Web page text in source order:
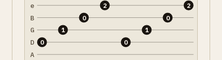
e
B
G
D
A
0
1
0
2
0
1
0
2